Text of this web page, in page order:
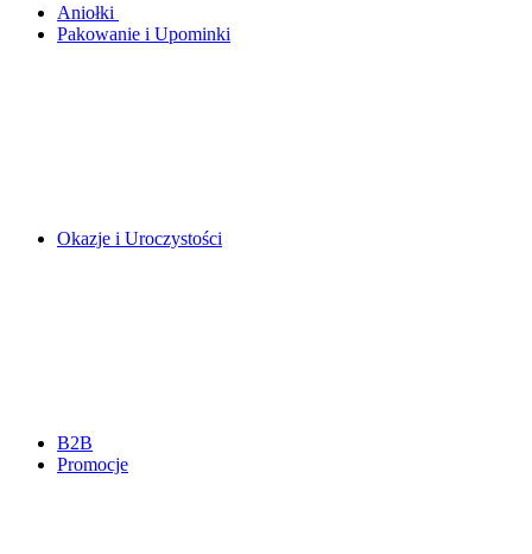
Aniołki
Pakowanie i Upominki
Okazje i Uroczystości
B2B
Promocje